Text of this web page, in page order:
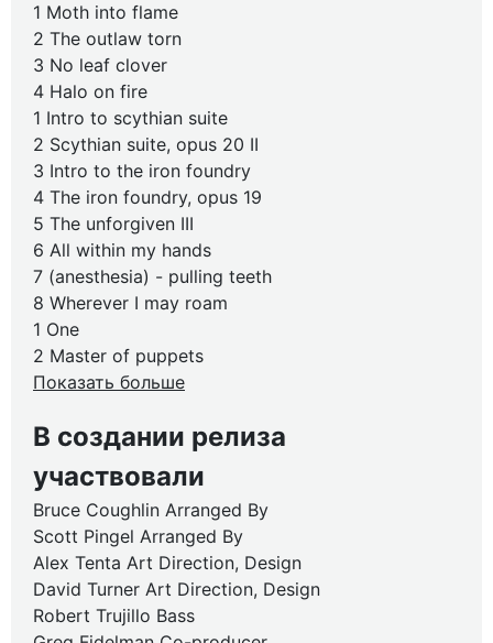
1 Moth into flame
2 The outlaw torn
3 No leaf clover
4 Halo on fire
1 Intro to scythian suite
2 Scythian suite, opus 20 II
3 Intro to the iron foundry
4 The iron foundry, opus 19
5 The unforgiven III
6 All within my hands
7 (anesthesia) - pulling teeth
8 Wherever I may roam
1 One
2 Master of puppets
Показать больше
В создании релиза
участвовали
Bruce Coughlin Arranged By
Scott Pingel Arranged By
Alex Tenta Art Direction, Design
David Turner Art Direction, Design
Robert Trujillo Bass